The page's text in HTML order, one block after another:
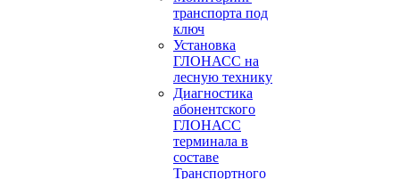
транспорта под
ключ
Установка
ГЛОНАСС на
лесную технику
Диагностика
абонентского
ГЛОНАСС
терминала в
составе
Транспортного